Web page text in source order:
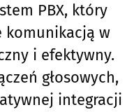
PBX, który
komunikacją w
i efektywny.
głosowych,
integracji